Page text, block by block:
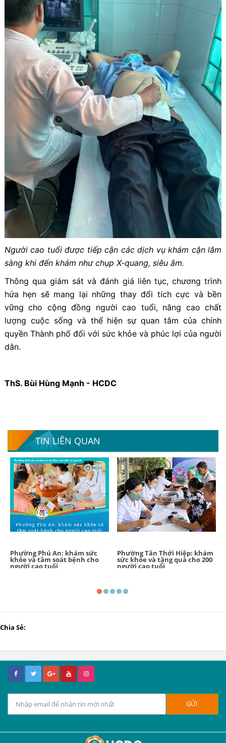
Người cao tuổi được tiếp cận các dịch vụ khám cận lâm
sàng khi đến khám như chụp X-quang, siêu âm.
Thông qua giám sát và đánh giá liên tục, chương trình
hứa hẹn sẽ mang lại những thay đổi tích cực và bền
vững cho cộng đồng người cao tuổi, nâng cao chất
lượng cuộc sống và thể hiện sự quan tâm của chính
quyền Thành phố đối với sức khỏe và phúc lợi của người
dân.
ThS. Bùi Hùng Mạnh - HCDC
TIN LIÊN QUAN
Phường Phú An: khám sức
khỏe và tầm soát bệnh cho
người cao tuổi
Phường Tân Thới Hiệp: khám
sức khỏe và tặng quà cho 200
người cao tuổi
Chia Sẻ: